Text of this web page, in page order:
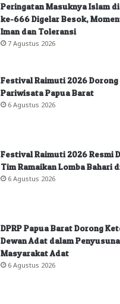
Peringatan Masuknya Islam
ke-666 Digelar Besok,
Iman dan Toleransi
7 Agustus 2026
Festival Raimuti 2026 Dorong
Pariwisata Papua Barat
6 Agustus 2026
Festival Raimuti 2026 Resmi
Tim Ramaikan Lomba Bahari
6 Agustus 2026
DPRP Papua Barat Dorong
Dewan Adat dalam
Masyarakat Adat
6 Agustus 2026